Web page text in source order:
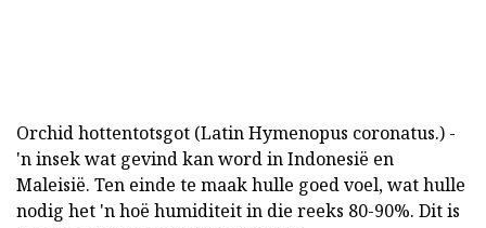
Orchid hottentotsgot (Latin Hymenopus coronatus.) -
'n insek wat gevind kan word in Indonesië en
Maleisië. Ten einde te maak hulle goed voel, wat hulle
nodig het 'n hoë humiditeit in die reeks 80-90%. Dit is